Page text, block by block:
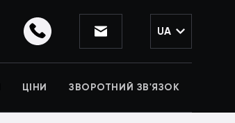
UA
ЦІНИ ЗВОРОТНИЙ ЗВ'ЯЗОК